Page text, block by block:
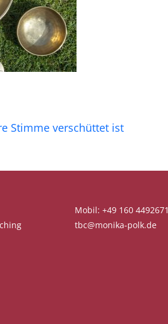
Stimme verschüttet ist
Mobil: +49 160 4492671
tbc@monika-polk.de